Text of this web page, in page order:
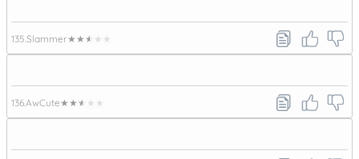
135. Slammer★★★★★
136. AwCute★★★★★